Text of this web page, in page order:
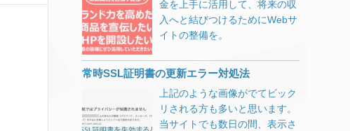
金を上手に活用して、将来の収
入へと結びつけるためにWebサ
イトの整備を。
常時SSL証明書の更新エラー対処法
上記のような画像がでてビック
リされる方も多いと思います。
当サイトでも数日の間、表示さ